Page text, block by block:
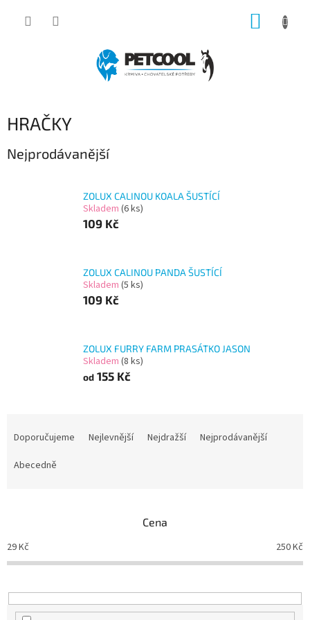
HRAČKY
Nejprodávanější
ZOLUX CALINOU KOALA ŠUSTÍCÍ
Skladem (6 ks)
109 Kč
ZOLUX CALINOU PANDA ŠUSTÍCÍ
Skladem (5 ks)
109 Kč
ZOLUX FURRY FARM PRASÁTKO JASON
Skladem (8 ks)
od 155 Kč
o
d
k
t
Doporučujeme Nejlevnější Nejdražší
Nejprodávanější
Abecedně
Cena
29Kč 250Kč